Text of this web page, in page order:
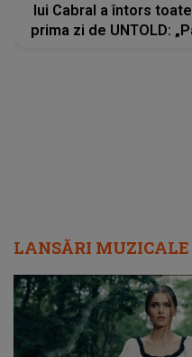
lui Cabral a întors
prima zi de UNTOLD:
LANSĂRI MUZICALE